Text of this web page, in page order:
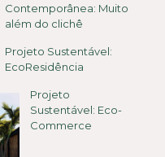
Contemporânea: Muito
além do clichê
Projeto Sustentável:
EcoResidência
Projeto
Sustentável: Eco-
Commerce